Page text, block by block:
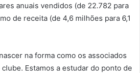
anuais vendidos (de 22.782 para
de receita (de 4,6 milhões para 6,1
na forma como os associados
Estamos a estudar do ponto de